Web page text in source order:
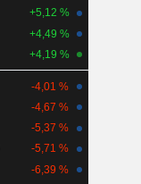
+5,12 %
+4,49 %
+4,19 %
-4,01 %
-4,67 %
-5,37 %
-5,71 %
-6,39 %